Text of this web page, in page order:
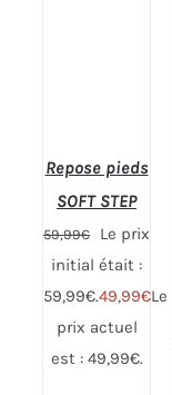
Repose pieds
SOFT STEP
59,99€
Le prix
initial était :
59,99€.49,99€Le
prix actuel
est : 49,99€.